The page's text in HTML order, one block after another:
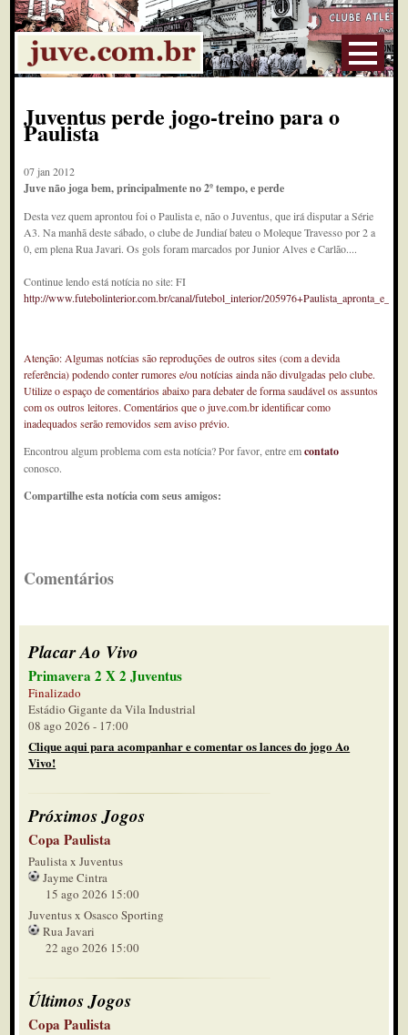
Juventus perde jogo-treino para o
Paulista
07 jan 2012
Juve não joga bem, principalmente no 2º tempo, e perde
Desta vez quem aprontou foi o Paulista e, não o Juventus, que irá disputar a Série
A3. Na manhã deste sábado, o clube de Jundiaí bateu o Moleque Travesso por 2 a
0, em plena Rua Javari. Os gols foram marcados por Junior Alves e Carlão....
Continue lendo está notícia no site: FI
http://www.futebolinterior.com.br/canal/futebol_interior/
Atenção: Algumas notícias são reproduções de outros sites (com a devida
referência) podendo conter rumores e/ou notícias ainda não divulgadas pelo clube.
Utilize o espaço de comentários abaixo para debater de forma saudável os assuntos
com os outros leitores. Comentários que o juve.com.br identificar como
inadequados serão removidos sem aviso prévio.
Encontrou algum problema com esta notícia? Por favor, entre emcontato
conosco.
Compartilhe esta notícia com seus amigos:
Comentários
Placar Ao Vivo
Primavera 2 X 2 Juventus
Finalizado
Estádio Gigante da Vila Industrial
08 ago 2026 - 17:00
Clique aqui para acompanhar e comentar os lances do jogo Ao
Vivo!
Próximos Jogos
Copa Paulista
Paulista x Juventus
Jayme Cintra
15 ago 2026 15:00
Juventus x Osasco Sporting
Rua Javari
22 ago 2026 15:00
Últimos Jogos
Copa Paulista